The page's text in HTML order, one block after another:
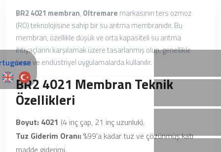
BR2 4021 membran, Oltremare markasının ters ozmoz
(RO) teknolojisine sahip bir su arıtma membranıdır. Bu
membran, özellikle düşük ve orta kapasiteli su arıtma
ihtiyaçlarını karşılamak üzere tasarlanmış olup, genellikle
ticari ve endüstriyel uygulamalarda kullanılır.
BR2 4021 Membran Teknik
Özellikleri
Boyut: 4021 (4 inç çap, 21 inç uzunluk).
Tuz Giderim Oranı:%99'a kadar tuz ve çözünmüş katı
madde giderimi.